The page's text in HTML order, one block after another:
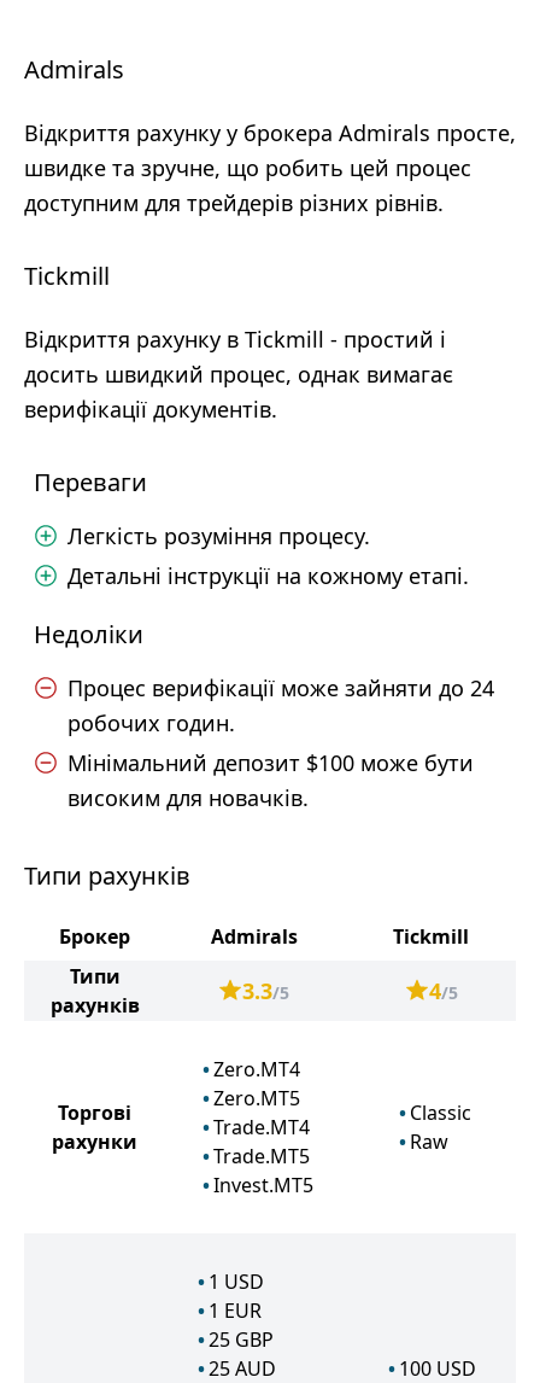
Admirals
Відкриття рахунку у брокера Admirals просте,
швидке та зручне, що робить цей процес
доступним для трейдерів різних рівнів.
Tickmill
Відкриття рахунку в Tickmill - простий і
досить швидкий процес, однак вимагає
верифікації документів.
Переваги
Легкість розуміння процесу.
Детальні інструкції на кожному етапі.
Недоліки
Процес верифікації може зайняти до 24
робочих годин.
Мінімальний депозит $100 може бути
високим для новачків.
Типи рахунків
Брокер Admirals
Tickmill
Типи
рахунків
3.3/5 4/5
Торгові
рахунки
Zero.MT4
Zero.MT5
Trade.MT4
Trade.MT5
Invest.MT5
Classic
Raw
1 USD
1 EUR
25 GBP
25 AUD
100 USD